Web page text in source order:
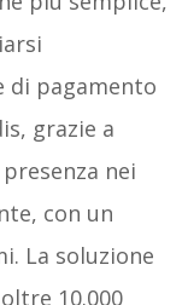
di pagamento
grazie a
nei
con un
La soluzione
10.000